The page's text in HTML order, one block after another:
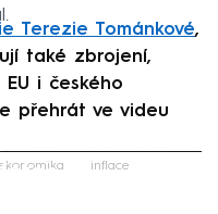
Terezie Tománkové,
také zbrojení,
i českého
přehrát ve videu
inflace